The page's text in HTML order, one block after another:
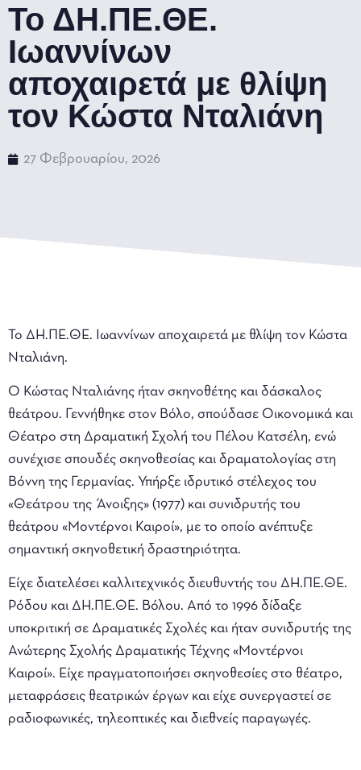
Το ΔΗ.ΠΕ.ΘΕ.
Ιωαννίνων
αποχαιρετά με θλίψη
τον Κώστα Νταλιάνη
27 Φεβρουαρίου, 2026
Το ΔΗ.ΠΕ.ΘΕ. Ιωαννίνων αποχαιρετά με θλίψη τον Κώστα
Νταλιάνη.
Ο Κώστας Νταλιάνης ήταν σκηνοθέτης και δάσκαλος
θεάτρου. Γεννήθηκε στον Βόλο, σπούδασε Οικονομικά και
Θέατρο στη Δραματική Σχολή του Πέλου Κατσέλη, ενώ
συνέχισε σπουδές σκηνοθεσίας και δραματολογίας στη
Βόννη της Γερμανίας. Υπήρξε ιδρυτικό στέλεχος του
«Θεάτρου της Άνοιξης» (1977) και συνιδρυτής του
θεάτρου «Μοντέρνοι Καιροί», με το οποίο ανέπτυξε
σημαντική σκηνοθετική δραστηριότητα.
Είχε διατελέσει καλλιτεχνικός διευθυντής του ΔΗ.ΠΕ.ΘΕ.
Ρόδου και ΔΗ.ΠΕ.ΘΕ. Βόλου. Από το 1996 δίδαξε
υποκριτική σε Δραματικές Σχολές και ήταν συνιδρυτής της
Ανώτερης Σχολής Δραματικής Τέχνης «Μοντέρνοι
Καιροί». Είχε πραγματοποιήσει σκηνοθεσίες στο θέατρο,
μεταφράσεις θεατρικών έργων και είχε συνεργαστεί σε
ραδιοφωνικές, τηλεοπτικές και διεθνείς παραγωγές.